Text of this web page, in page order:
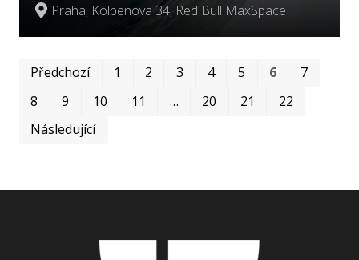
Praha, Kolbenova 34, Red Bull MaxSpace
Předchozí 1 2 3 4 5 6
7
8
9 10 11 … 20 21
22
Následující